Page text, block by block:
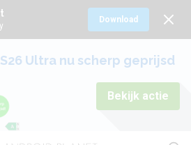
Download
Ultra nu scherp geprijsd
Bekijk actie